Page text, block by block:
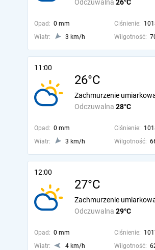
Odczuwalna 26°C
Opad: 0 mm Ciśnienie:
Wiatr:
3 km/h Wilgotność:
11:00
26°C
Odczuwalna 28°C
Zachmurzenie
Opad: 0 mm Ciśnienie:
Wiatr:
3 km/h Wilgotność:
12:00
27°C
Odczuwalna 29°C
Zachmurzenie
Opad: 0 mm Ciśnienie:
Wiatr:
4 km/h Wilgotność: